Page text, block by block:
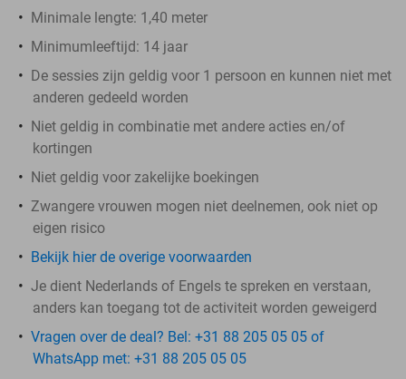
Minimale lengte: 1,40 meter
Minimumleeftijd: 14 jaar
De sessies zijn geldig voor 1 persoon en kunnen niet met
anderen gedeeld worden
Niet geldig in combinatie met andere acties en/of
kortingen
Niet geldig voor zakelijke boekingen
Zwangere vrouwen mogen niet deelnemen, ook niet op
eigen risico
Bekijk hier de overige voorwaarden
Je dient Nederlands of Engels te spreken en verstaan,
anders kan toegang tot de activiteit worden geweigerd
Vragen over de deal? Bel: +31 88 205 05 05 of
WhatsApp met: +31 88 205 05 05